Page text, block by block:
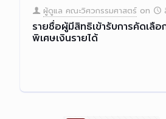
ผู้ดูแล คณะวิศวกรรมศาสตร์ on
รายชื่อผู้มีสิทธิเข้ารับการคัดเลื
พิเศษเงินรายได้